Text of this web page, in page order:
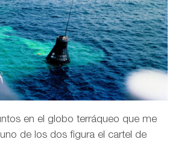
en el globo terráqueo que me
de los dos figura el cartel de